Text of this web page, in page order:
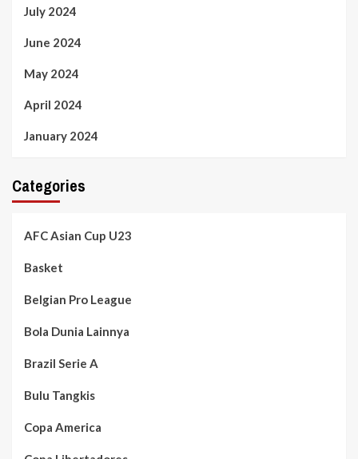
July 2024
June 2024
May 2024
April 2024
January 2024
Categories
AFC Asian Cup U23
Basket
Belgian Pro League
Bola Dunia Lainnya
Brazil Serie A
Bulu Tangkis
Copa America